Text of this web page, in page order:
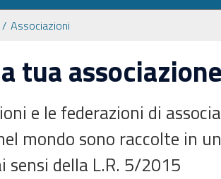
Associazioni
tua
e le federazioni di
mondo sono raccolte in
sensi della L.R. 5/2015